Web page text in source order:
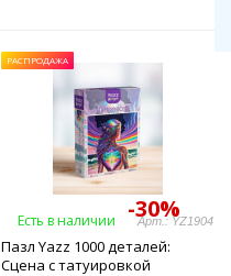
РАСПРОДАЖА
-30%
Есть в наличии Арт.: YZ1904
Пазл Yazz 1000 деталей:
Сцена с татуировкой